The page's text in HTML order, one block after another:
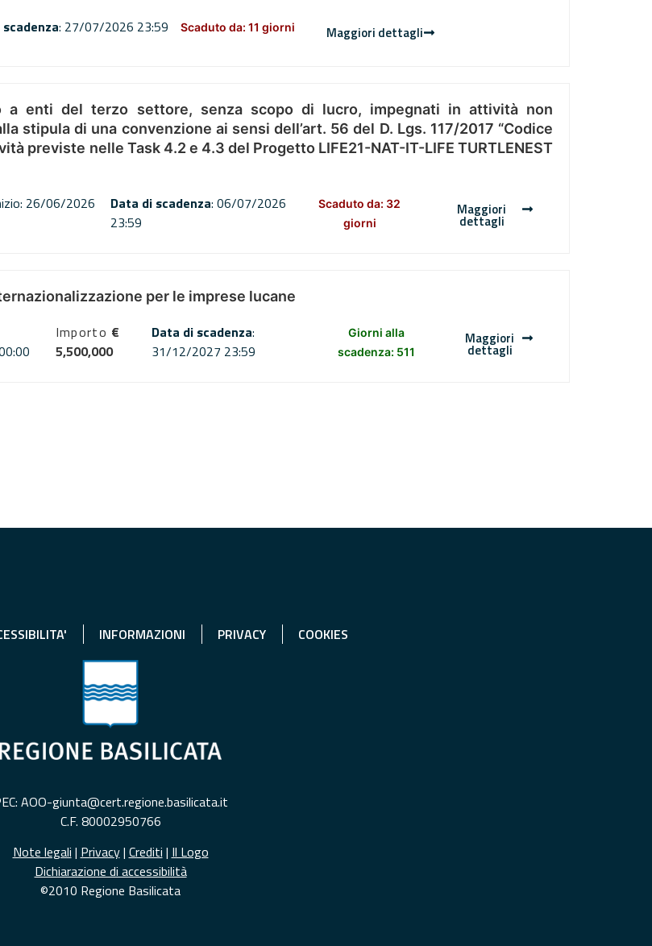
: 27/07/2026 23:59 Scaduto da: 11 giorni Maggiori dettagli
a enti del terzo settore, senza scopo di lucro, impegnati in attività non
stipula di una convenzione ai sensi dell’art. 56 del D. Lgs. 117/2017 “Codice
previste nelle Task 4.2 e 4.3 del Progetto LIFE21-NAT-IT-LIFE TURTLENEST
26/06/2026
Data di scadenza: 06/07/2026
23:59
Scaduto da: 32
giorni
Maggiori
dettagli
per le imprese lucane
Importo €
5,500,000
Data di scadenza:
31/12/2027 23:59
Giorni alla
scadenza: 511
Maggiori
dettagli
INFORMAZIONI PRIVACY COOKIES
AOO-giunta@cert.regione.basilicata.it
C.F. 80002950766
Note legali | Privacy| Crediti | Il Logo
Dichiarazione di accessibilità
©2010 Regione Basilicata